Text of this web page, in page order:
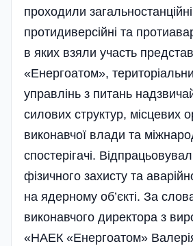
проходили загальностанційні
протидиверсійні та
в яких взяли участь
«Енергоатом»,
управлінь з питань
силових структур, місцевих
виконавчої влади та
спостерігачі.
фізичного захисту та
на ядерному об’єкті. За
виконавчого директора з
«НАЕК «Енергоатом»